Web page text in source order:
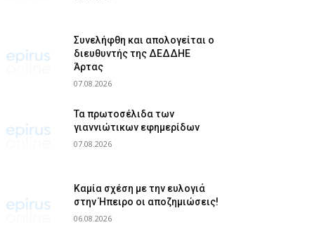
Συνελήφθη και απολογείται ο
διευθυντής της ΔΕΔΔΗΕ
Άρτας
07.08.2026
Τα πρωτοσέλιδα των
γιαννιώτικων εφημερίδων
07.08.2026
Καμία σχέση με την ευλογιά
στην Ήπειρο οι αποζημιώσεις!
06.08.2026